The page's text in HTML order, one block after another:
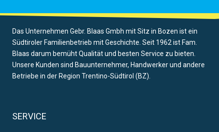
Das Unternehmen Gebr. Blaas Gmbh mit Sitz in Bozen ist ein
Südtiroler Familienbetrieb mit Geschichte. Seit 1962 ist Fam.
Blaas darum bemüht Qualität und besten Service zu bieten.
Unsere Kunden sind Bauunternehmer, Handwerker und andere
Betriebe in der Region Trentino-Südtirol (BZ).
SERVICE